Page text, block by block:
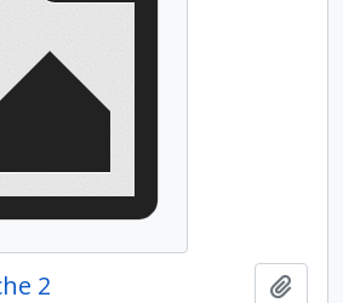
2